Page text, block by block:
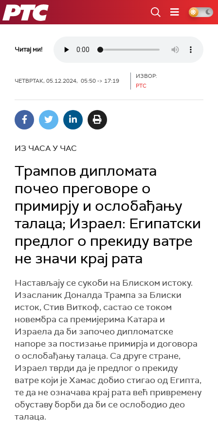
РТС
Читај ми!
ЧЕТВРТАК, 05.12.2024, 05:50 -> 17:19
ИЗВОР:
РТС
ИЗ ЧАСА У ЧАС
Трампов дипломата
почео преговоре о
примирју и ослобађању
талаца; Израел: Египатски
предлог о прекиду ватре
не значи крај рата
Настављају се сукоби на Блиском истоку.
Изасланик Доналда Трампа за Блиски
исток, Стив Виткоф, састао се током
новембра са премијерима Катара и
Израела да би започео дипломатске
напоре за постизање примирја и договора
о ослобађању талаца. Са друге стране,
Израел тврди да је предлог о прекиду
ватре који је Хамас добио стигао од Египта,
те да не означава крај рата већ привремену
обуставу борби да би се ослободио део
талаца.